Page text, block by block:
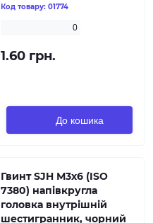
Код товару: 01774
0
1.60 грн.
До кошика
Гвинт SJH М3х6 (ISO
7380) напівкругла
головка внутрішній
шестигранник, чорний